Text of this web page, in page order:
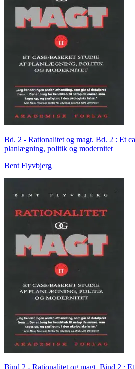
Bd. 2 - Rationalitet og magt. Bd. 2 : Et
planlægning, politik og modernitet
Bent Flyvbjerg